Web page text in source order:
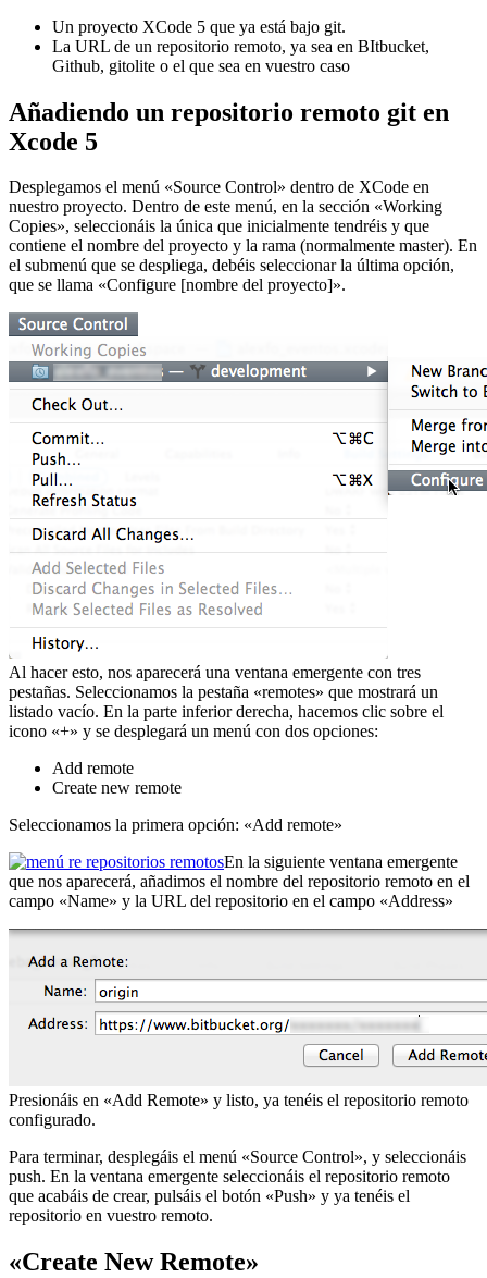
Un proyecto XCode 5 que ya está bajo git.
La URL de un repositorio remoto, ya sea en BItbucket,
Github, gitolite o el que sea en vuestro caso
Añadiendo un repositorio remoto git en
Xcode 5
Desplegamos el menú «Source Control» dentro de XCode en
nuestro proyecto. Dentro de este menú, en la sección «Working
Copies», seleccionáis la única que inicialmente tendréis y que
contiene el nombre del proyecto y la rama (normalmente master). En
el submenú que se despliega, debéis seleccionar la última opción,
que se llama «Configure [nombre del proyecto]».
Al hacer esto, nos aparecerá una ventana emergente con tres
pestañas. Seleccionamos la pestaña «remotes» que mostrará un
listado vacío. En la parte inferior derecha, hacemos clic sobre el
icono «+» y se desplegará un menú con dos opciones:
Add remote
Create new remote
Seleccionamos la primera opción: «Add remote»
En la siguiente ventana emergente
que nos aparecerá, añadimos el nombre del repositorio remoto en el
campo «Name» y la URL del repositorio en el campo «Address»
Presionáis en «Add Remote» y listo, ya tenéis el repositorio remoto
configurado.
Para terminar, desplegáis el menú «Source Control», y seleccionáis
push. En la ventana emergente seleccionáis el repositorio remoto
que acabáis de crear, pulsáis el botón «Push» y ya tenéis el
repositorio en vuestro remoto.
«Create New Remote»